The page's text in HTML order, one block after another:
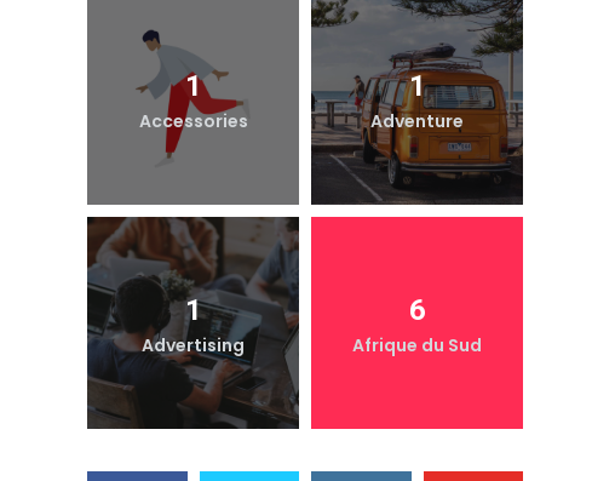
1
Accessories
1
Adventure
1
Advertising
6
Afrique du Sud